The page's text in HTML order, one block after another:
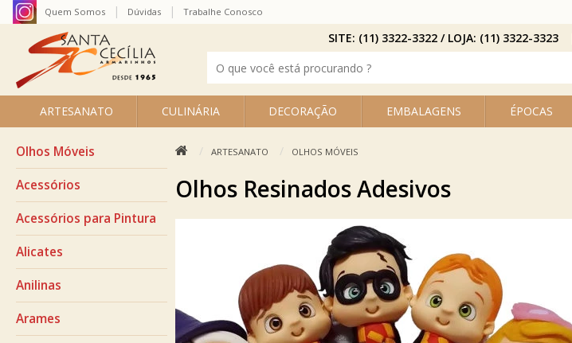
Quem Somos Dúvidas Trabalhe Conosco
ARTESANATO CULINÁRIA DECORAÇÃO EMBALAGENS ÉPOCAS
SITE: (11) 3322-3322 / LOJA: (11) 3322-3323
Olhos Móveis
Acessórios
Acessórios para Pintura
Alicates
Anilinas
Arames
ARTESANATO OLHOS MÓVEIS
Olhos Resinados Adesivos